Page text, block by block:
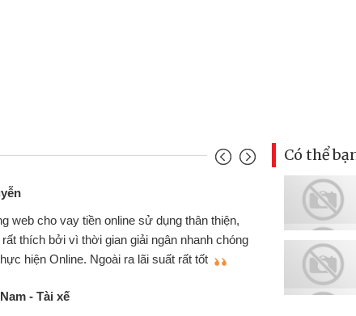
Mình cần tiền gấp nên định cầm cố
nhưng thật may đã có gói vay tiền bằng
không cần gặp mặt nên rất tiện lợi, sẽ giới
Có thể